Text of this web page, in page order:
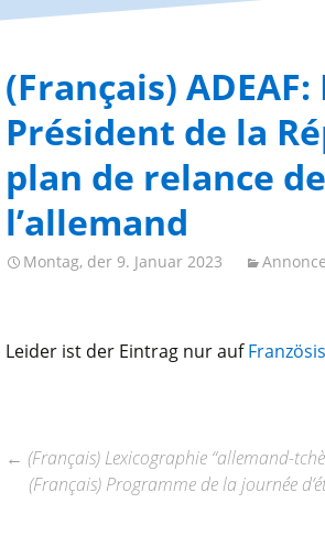
(Français)
Président de la
plan de relance
l’allemand
Montag, der 9. Januar 2023
Leider ist der Eintrag nur auf
Beitrags-
← (Français) Lexicographie “allemand-
(Français) Programme de la journée